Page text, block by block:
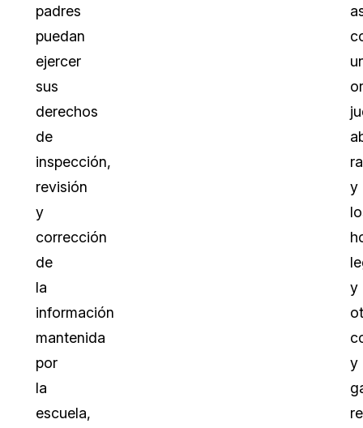
padres
puedan
ejercer
sus
derechos
de
inspección,
revisión
y
corrección
de
la
información
mantenida
por
la
escuela,
y
y
y